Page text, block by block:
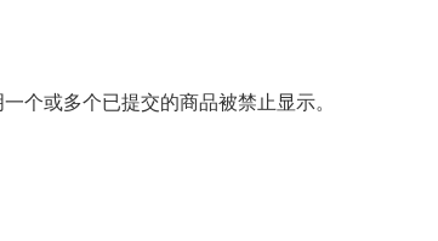
个或多个已提交的商品被禁止显示。